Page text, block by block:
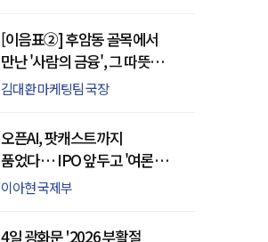
[이음표②] 후암동 골목에서
만난 '사람의 금융', 그 따뜻한
귀환을 응원하며
김대환 마케팅팀 국장
오픈AI, 팟캐스트까지
품었다… IPO 앞두고 '여론
주도권' 정조준
이아현 국제부
4일 광화문 '2026 부활절